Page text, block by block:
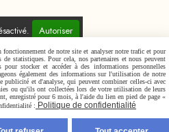
Autoriser
générales de vente
Gestion cookies Mon Compte
de notre site et analyser notre trafic et pour
statistiques. Pour cela, nos partenaires et nous peuvent
stocker et accéder à des informations personnelles
également des informations sur l'utilisation de notre
publicité et d'analyse, qui peuvent combiner celles-ci avec
ou qu'ils ont collectées lors de votre utilisation de leurs
enregistré pour 6 mois, à l'aide du lien en pied de page «
: Politique de confidentialité